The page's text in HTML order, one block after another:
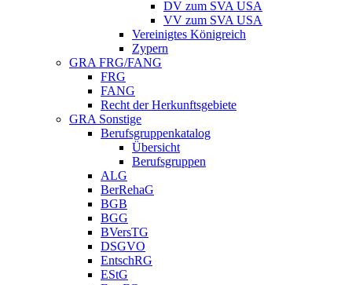
DV zum SVA USA
VV zum SVA USA
Vereinigtes Königreich
Zypern
GRA FRG/FANG
FRG
FANG
Recht der Herkunftsgebiete
GRA Sonstige
Berufsgruppenkatalog
Übersicht
Berufsgruppen
ALG
BerRehaG
BGB
BGG
BVersTG
DSGVO
EntschRG
EStG